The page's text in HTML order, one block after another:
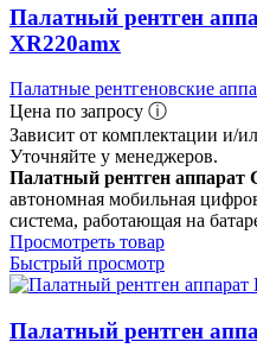
Палатный рентген
XR220amx
Палатные рентгеновские
Цена по запросу ⓘ
Зависит от комплектации и/
Уточняйте у менеджеров.
Палатный рентген аппарат
автономная мобильная
система, работающая на
Просмотреть товар
Быстрый просмотр
Палатный рентген